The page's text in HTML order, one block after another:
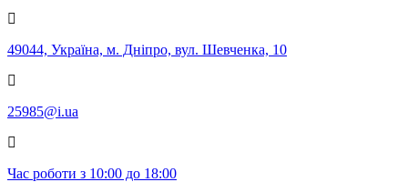
49044, Україна, м. Дніпро, вул. Шевченка, 10
25985@i.ua
Час роботи з 10:00 до 18:00